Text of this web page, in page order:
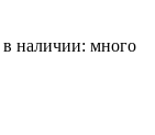
в наличии: много